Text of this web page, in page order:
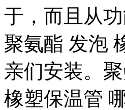
于，而且从
聚氨酯 发泡
亲们安装。
橡塑保温管